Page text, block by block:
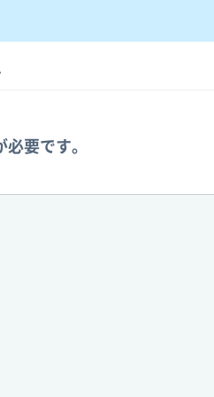
必要です。